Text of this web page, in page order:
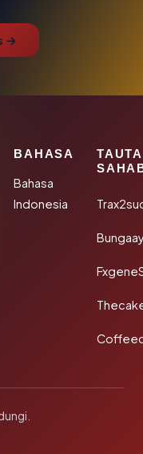
→
BAHASA
Bahasa
Indonesia